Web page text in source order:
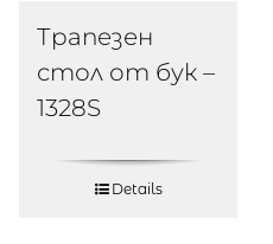
Трапезен
стол от бук –
1328S
Details